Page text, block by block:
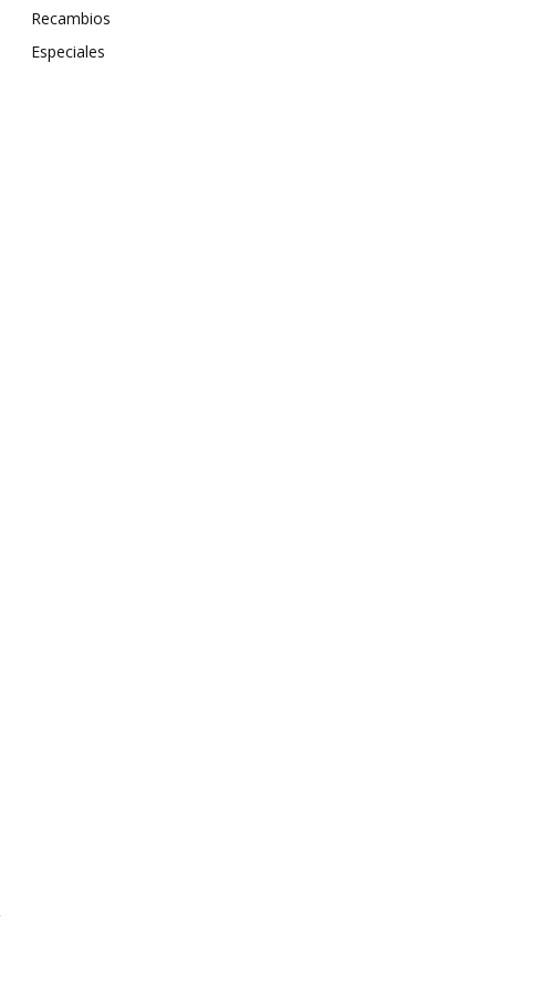
Recambios
Especiales